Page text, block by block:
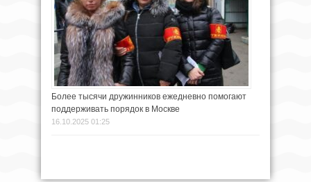
Более тысячи дружинников ежедневно помогают
поддерживать порядок в Москве
16.10.2025 01:25